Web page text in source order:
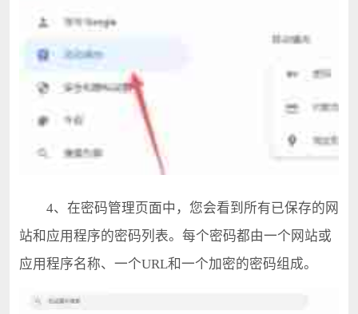
4、在密码管理页面中，您会看到所有已保存的网
站和应用程序的密码列表。每个密码都由一个网站或
应用程序名称、一个URL和一个加密的密码组成。